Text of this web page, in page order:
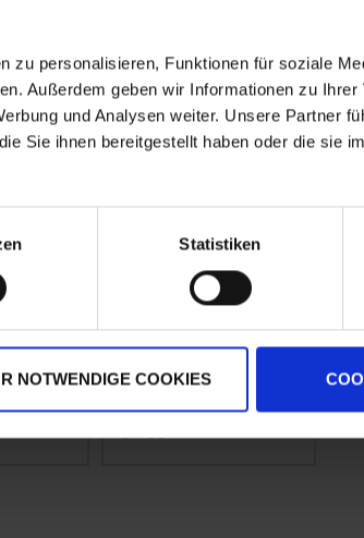
zu personalisieren, Funktionen für soziale
Außerdem geben wir Informationen zu Ihrer
und Analysen weiter. Unsere Partner
Sie ihnen bereitgestellt haben oder die sie
Statistiken
NOTWENDIGE COOKIES
1
Amazone
Alternativhahn